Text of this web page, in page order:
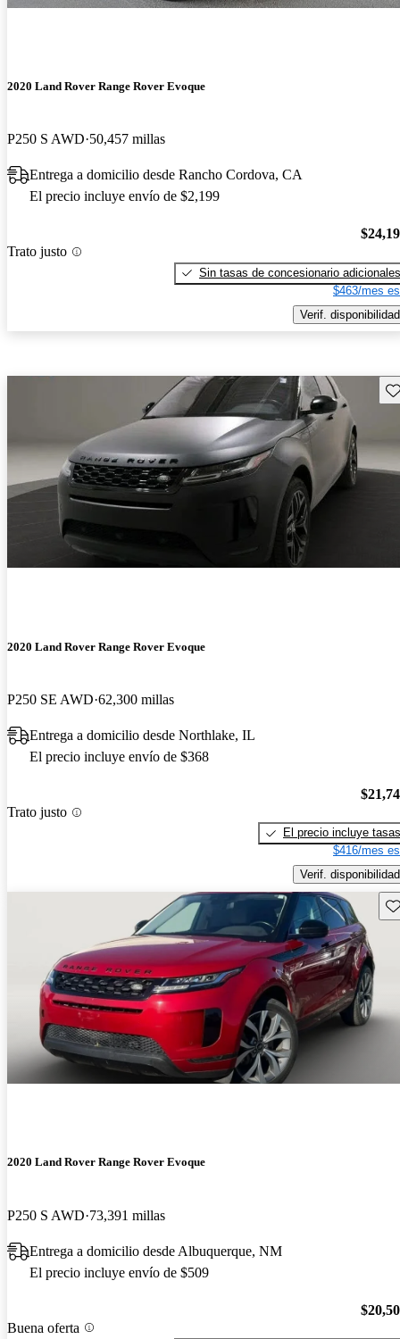
2020 Land Rover Range Rover Evoque
P250 S AWD 50,457 millas
Entrega a domicilio desde Rancho Cordova, CA
El precio incluye envío de $2,199
Trato justo
Sin tasas de concesionario adicionales
$463/mes
Verif. disponibilidad
2020 Land Rover Range Rover Evoque
P250 SE AWD 62,300 millas
Entrega a domicilio desde Northlake, IL
El precio incluye envío de $368
Trato justo
El precio incluye tasas
$416/mes
Verif. disponibilidad
2020 Land Rover Range Rover Evoque
P250 S AWD 73,391 millas
Entrega a domicilio desde Albuquerque, NM
El precio incluye envío de $509
Buena oferta